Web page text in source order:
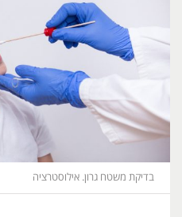
בדיקת משטח גרון. אילוסטרציה